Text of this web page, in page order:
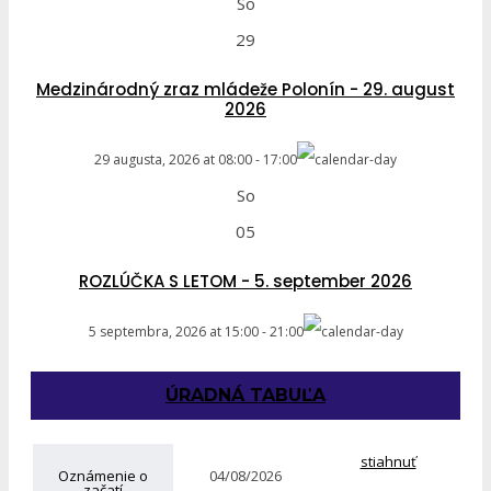
29
Medzinárodný zraz mládeže Polonín - 29. august
2026
29 augusta, 2026 at 08:00- 17:00
So
05
ROZLÚČKA S LETOM - 5. september 2026
5 septembra, 2026 at 15:00-21:00
ÚRADNÁ TABUĽA
Oznámenie o 04/08/2026
stiahnuť